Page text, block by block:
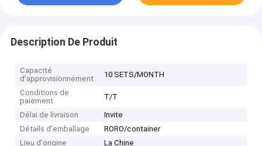
Description De Produit
Capacité
d'approvisionnement
10 SETS/MONTH
Conditions de
paiement
T/T
Délai de livraison
Invite
Détails d'emballage
RORO/container
Lieu d'origine
La Chine